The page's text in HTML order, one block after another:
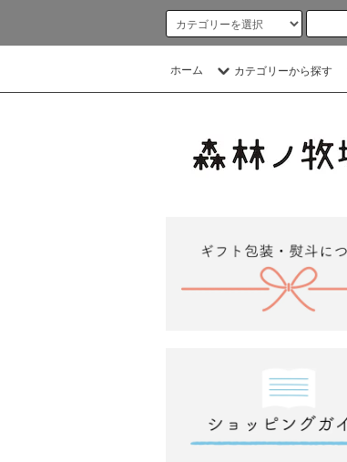
ホーム カテゴリーから探す